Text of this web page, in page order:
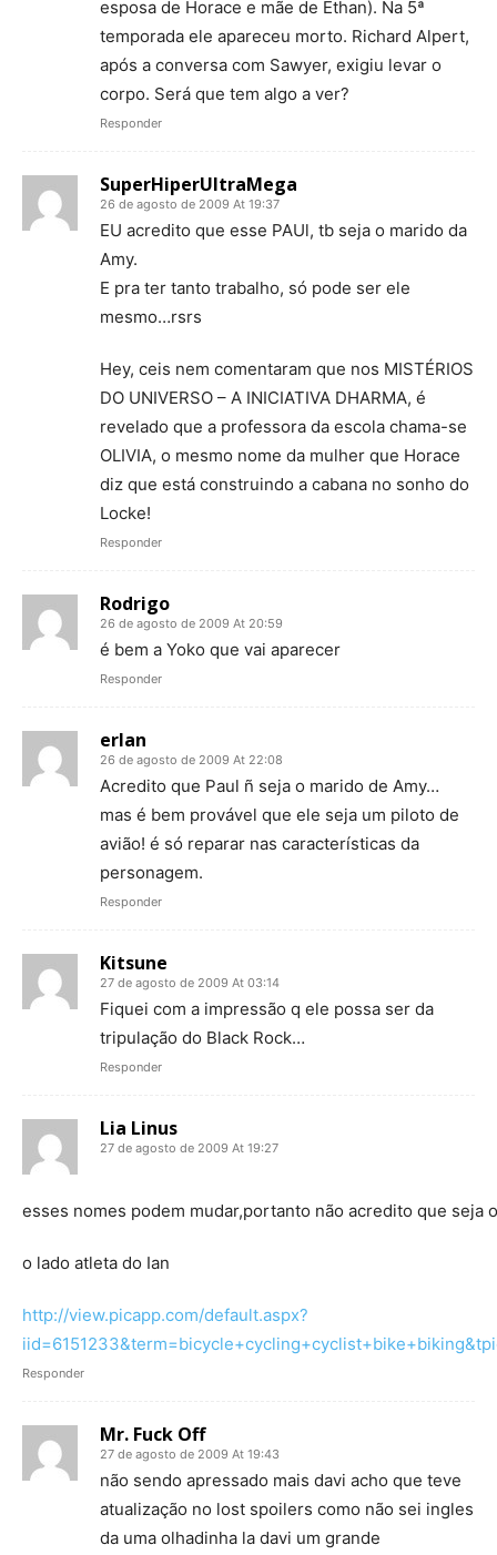
esposa de Horace e mãe de Ethan). Na 5ª
temporada ele apareceu morto. Richard Alpert,
após a conversa com Sawyer, exigiu levar o
corpo. Será que tem algo a ver?
Responder
SuperHiperUltraMega
26 de agosto de 2009 At 19:37
EU acredito que esse PAUl, tb seja o marido da
Amy.
E pra ter tanto trabalho, só pode ser ele
mesmo…rsrs
Hey, ceis nem comentaram que nos MISTÉRIOS
DO UNIVERSO – A INICIATIVA DHARMA, é
revelado que a professora da escola chama-se
OLIVIA, o mesmo nome da mulher que Horace
diz que está construindo a cabana no sonho do
Locke!
Responder
Rodrigo
26 de agosto de 2009 At 20:59
é bem a Yoko que vai aparecer
Responder
erlan
26 de agosto de 2009 At 22:08
Acredito que Paul ñ seja o marido de Amy…
mas é bem provável que ele seja um piloto de
avião! é só reparar nas características da
personagem.
Responder
Kitsune
27 de agosto de 2009 At 03:14
Fiquei com a impressão q ele possa ser da
tripulação do Black Rock…
Responder
Lia Linus
27 de agosto de 2009 At 19:27
esses nomes podem mudar,portanto não acredito que seja
o lado atleta do Ian
http://view.picapp.com/default.aspx?
Responder
Mr. Fuck Off
27 de agosto de 2009 At 19:43
não sendo apressado mais davi acho que teve
atualização no lost spoilers como não sei ingles
da uma olhadinha la davi um grande